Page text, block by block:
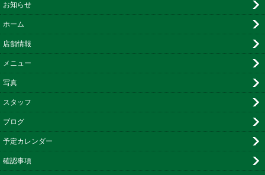
お知らせ
ホーム
店舗情報
メニュー
写真
スタッフ
ブログ
予定カレンダー
確認事項